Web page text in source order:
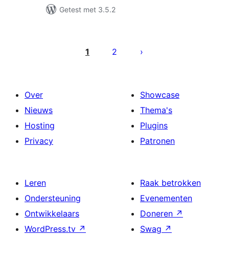
Getest met 3.5.2
paginering
1 2
Over
Nieuws
Hosting
Privacy
Showcase
Thema's
Plugins
Patronen
Leren
Ondersteuning
Ontwikkelaars
WordPress.tv ↗
Raak betrokken
Evenementen
Doneren ↗
Swag ↗